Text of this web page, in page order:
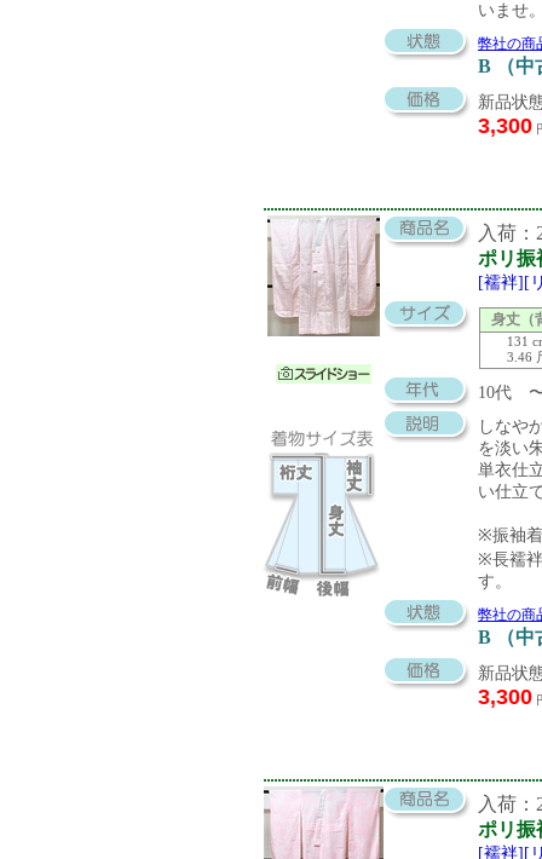
いませ
弊社の商
B （中
新品状
3,300
入荷：
ポリ振
[襦袢][
身丈（
131
3.46
10代
しなや
を淡い
単衣仕
い仕立
※振袖
※長襦
す。
弊社の商
B （中
新品状
3,300
入荷：
ポリ振
[襦袢][